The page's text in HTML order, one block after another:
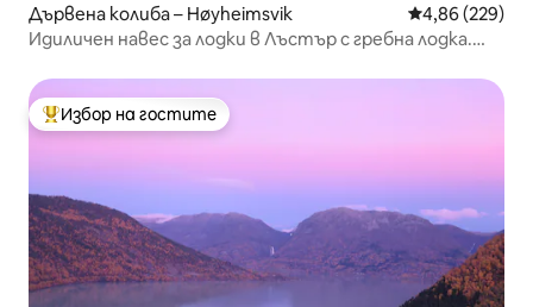
Дървена колиба – Høyheimsvik Средна
4,86 (229)
Идиличен навес за лодки в Лъстър с гребна лодка.
Най-популярен избор на гостите
Избор на гостите